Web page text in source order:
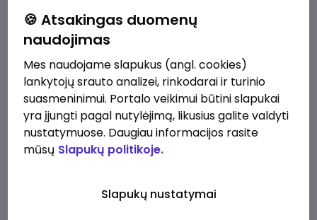
Lidl Lietuva, UAB Pasvalys
1230 - 2035 €/mėn.
prieš 1 d.
Pardavėjas (-a) Vilniuje (Bajorų kelias)
Lidl Lietuva, UAB
Vilnius
🍪 Atsakingas duomenų
naudojimas
Mes naudojame slapukus (angl. cookies)
lankytojų srauto analizei, rinkodarai ir turinio
suasmeninimui. Portalo veikimui būtini slapukai
yra įjungti pagal nutylėjimą, likusius galite valdyti
nustatymuose. Daugiau informacijos rasite
mūsų Slapukų politikoje.
Slapukų nustatymai